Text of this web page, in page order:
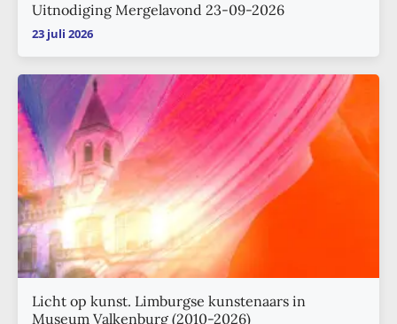
Uitnodiging Mergelavond 23-09-2026
23 juli 2026
Licht op kunst. Limburgse kunstenaars in
Museum Valkenburg (2010-2026)